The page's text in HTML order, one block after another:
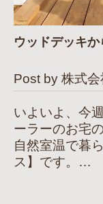
ウッドデッキ
Post by 株式
いよいよ、今
ーラーのお宅
自然室温で暮
ス】です。…